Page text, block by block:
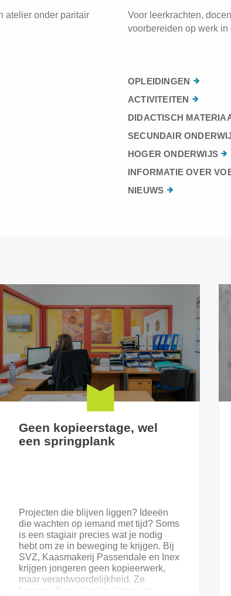
atelier onder paritair
Voor leerkrachten,
voorbereiden op werk
OPLEIDINGEN
ACTIVITEITEN
DIDACTISCH
SECUNDAIR
HOGER ONDERWIJS
INFORMATIE OVER
NIEUWS
Geen kopieerstage, wel
een springplank
Projecten die blijven liggen? Ideeën
die wachten op iemand met tijd? Soms
is een stagiair precies wat je nodig
hebt om ze in beweging te krijgen. Bij
SVZ, Kaasmakerij Passendale en Inex
krijgen jongeren geen kopieerwerk,
maar verantwoordelijkheid. Ze
brengen frisse ideeën binnen en